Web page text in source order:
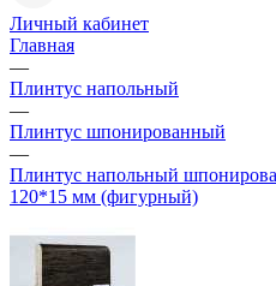
Личный кабинет
Главная
—
Плинтус напольный
—
Плинтус шпонированный
—
Плинтус напольный
120*15 мм (фигурный)